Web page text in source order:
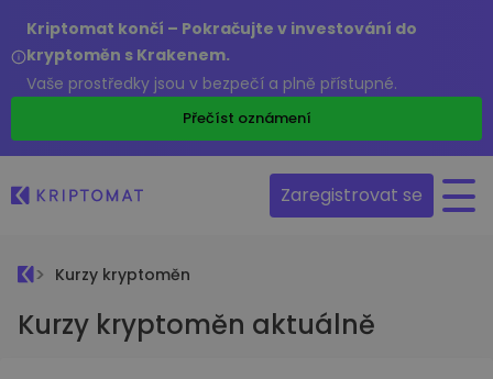
Kriptomat končí – Pokračujte v investování do
kryptoměn s Krakenem.
Vaše prostředky jsou v bezpečí a plně přístupné.
Přečíst oznámení
Zaregistrovat se
Kurzy kryptoměn
Kurzy kryptoměn aktuálně